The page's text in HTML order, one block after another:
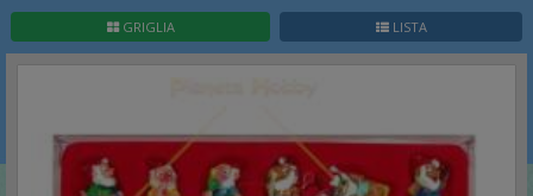
GRIGLIA LISTA